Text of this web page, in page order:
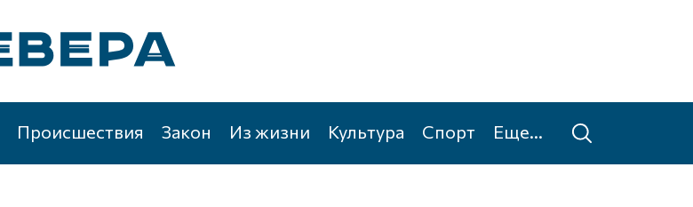
Происшествия Закон Из жизни Культура Спорт Еще...